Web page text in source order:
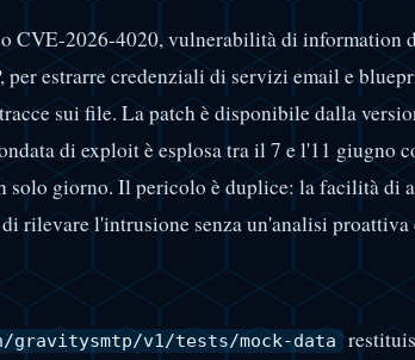
CVE-2026-4020, vulnerabilità di information
per estrarre credenziali di servizi email e
sui file. La patch è disponibile dalla
di exploit è esplosa tra il 7 e l'11 giugno
giorno. Il pericolo è duplice: la facilità di
rilevare l'intrusione senza un'analisi proattiva
gravitysmtp/v1/tests/mock-data